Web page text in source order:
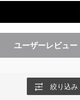
ユーザーレビュー
絞り込み